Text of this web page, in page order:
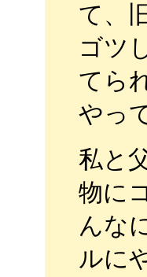
て、
ゴツ
てら
やっ
私と
物に
んな
ルに